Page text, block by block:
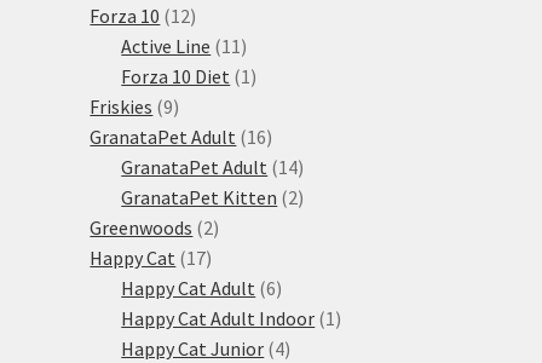
Forza 10 1212
produktů
Active Line 11 11
produktů
Forza 10 Diet 1 1
Friskies 99
produktů
GranataPet Adult 1616
produktů
GranataPet Adult 1414
produktů
GranataPet Kitten 22
Greenwoods 22
Happy Cat 1717
produktů
Happy Cat Adult 66
produktů
Happy Cat Adult Indoor 1 1
Happy Cat Junior 44